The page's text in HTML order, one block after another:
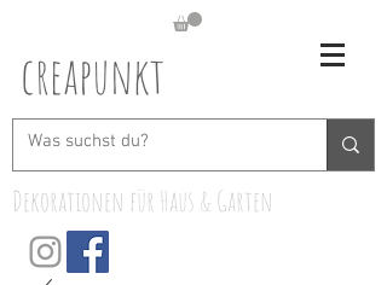
creapunkt
Dekorationen für Haus & Garten